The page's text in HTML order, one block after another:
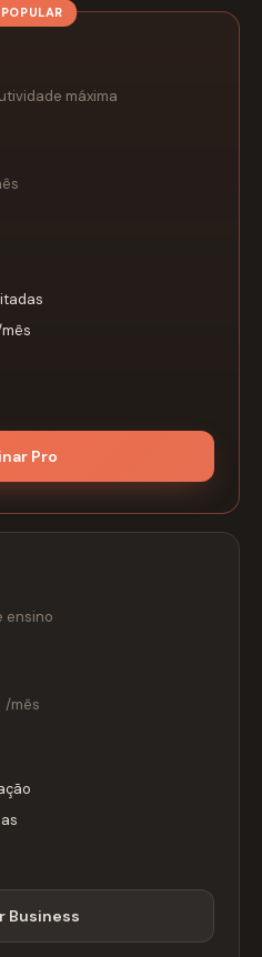
máxima
Pro
ensino
/mês
Business